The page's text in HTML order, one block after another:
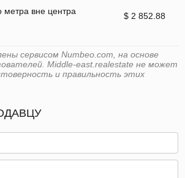
метра вне центра
$ 2 852.88
сервисом Numbeo.com, на основе
Middle-east.realestate не может
и правильность этих